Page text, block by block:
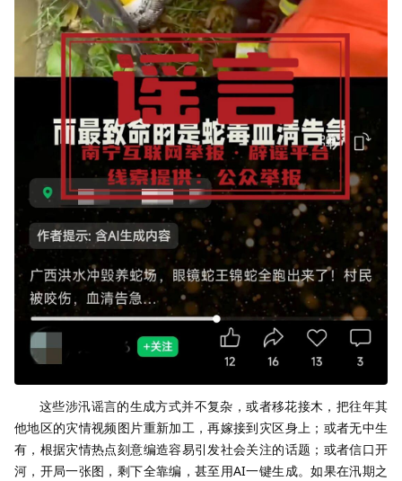
这些涉汛谣言的生成方式并不复杂，或者移花接木，把往年其
他地区的灾情视频图片重新加工，再嫁接到灾区身上；或者无中生
有，根据灾情热点刻意编造容易引发社会关注的话题；或者信口开
河，开局一张图，剩下全靠编，甚至用AI一键生成。如果在汛期之